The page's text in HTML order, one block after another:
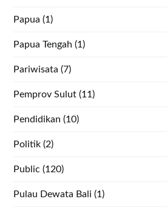
Papua (1)
Papua Tengah (1)
Pariwisata (7)
Pemprov Sulut (11)
Pendidikan (10)
Politik (2)
Public (120)
Pulau Dewata Bali (1)